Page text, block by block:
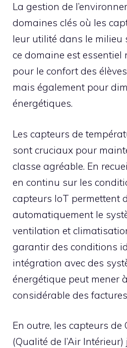
La gestion de
domaines clés où les
leur utilité dans le milieu
ce domaine est essentiel
pour le confort des
mais également pour
énergétiques.
Les capteurs de
sont cruciaux pour
classe agréable. En
en continu sur les
capteurs IoT permettent
automatiquement le
ventilation et
garantir des conditions
intégration avec des
énergétique peut mener
considérable des factures
En outre, les capteurs de
(Qualité de l’Air